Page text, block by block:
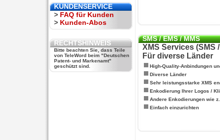
KUNDENSERVICE
> FAQ für Kunden
> Kunden-Abos
RECHTSHINWEIS
Bitte beachten Sie, dass Teile
von TeleWord beim "Deutschen
Patent- und Markenamt"
geschützt sind.
SMS / EMS / MMS
XMS Services (SMS
Für diverse Länder
High-Quality-Anbindungen
Diverse Länder
Sehr leistungsstarke XMS
Enkodierung Ihrer Logos /
Andere Enkodierungen wie
Einfach einzurichten